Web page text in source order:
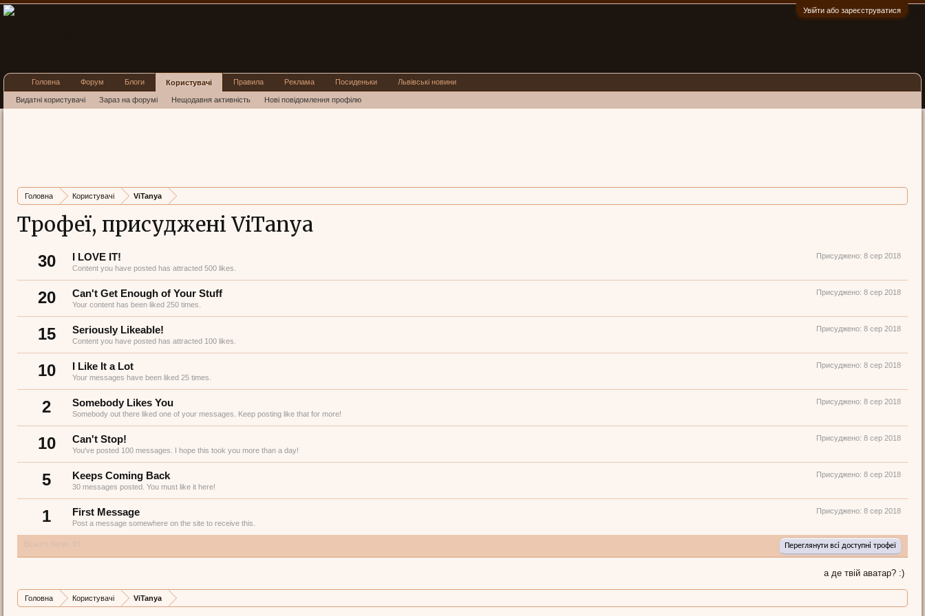
Увійти або зареєструватися
Головна Користувачі ViTanya
Трофеї, присуджені ViTanya
30 Присуджено: 8 сер 2018
I LOVE IT!
Content you have posted has attracted 500 likes.
20 Присуджено: 8 сер 2018
Can't Get Enough of Your Stuff
Your content has been liked 250 times.
15 Присуджено: 8 сер 2018
Seriously Likeable!
Content you have posted has attracted 100 likes.
10 Присуджено: 8 сер 2018
I Like It a Lot
Your messages have been liked 25 times.
2 Присуджено: 8 сер 2018
Somebody Likes You
Somebody out there liked one of your messages. Keep posting like that for more!
10 Присуджено: 8 сер 2018
Can't Stop!
You've posted 100 messages. I hope this took you more than a day!
5 Присуджено: 8 сер 2018
Keeps Coming Back
30 messages posted. You must like it here!
1 Присуджено: 8 сер 2018
First Message
Post a message somewhere on the site to receive this.
Переглянути всі доступні трофеї
а де твій аватар? :)
Головна Користувачі ViTanya
Головна Форум Блоги Користувачі
Видатні користувачі Зараз на форумі Нещодавня активність Нові повідомлення профілю
Правила Реклама Посиденьки Львівські новини